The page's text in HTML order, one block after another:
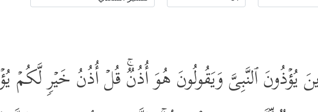
یُؤۡذُونَ ٱلنَّبِیَّ وَیَقُولُونَ هُوَ أُذُنࣱۚ قُلۡ أُذُنُ خَیۡرࣲ لَّكُمۡ